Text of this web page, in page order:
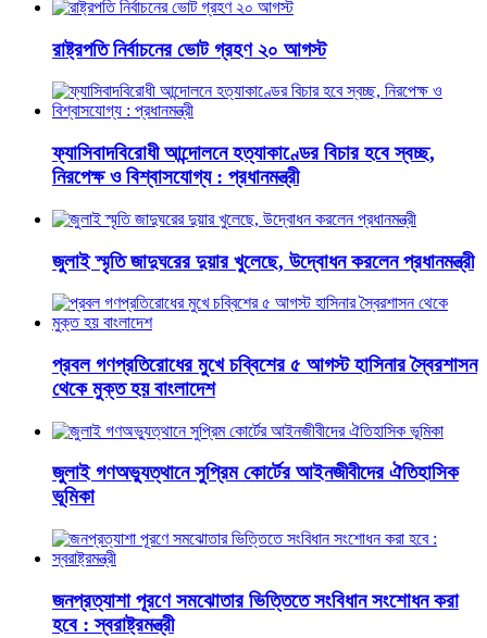
রাষ্ট্রপতি নির্বাচনের ভোট গ্রহণ ২০ আগস্ট
ফ্যাসিবাদবিরোধী আন্দোলনে হত্যাকাণ্ডের বিচার হবে স্বচ্ছ,
নিরপেক্ষ ও বিশ্বাসযোগ্য : প্রধানমন্ত্রী
জুলাই স্মৃতি জাদুঘরের দুয়ার খুলেছে, উদ্বোধন করলেন প্রধানমন্ত্রী
প্রবল গণপ্রতিরোধের মুখে চব্বিশের ৫ আগস্ট হাসিনার স্বৈরশাসন
থেকে মুক্ত হয় বাংলাদেশ
জুলাই গণঅভ্যুত্থানে সুপ্রিম কোর্টের আইনজীবীদের ঐতিহাসিক
ভূমিকা
জনপ্রত্যাশা পূরণে সমঝোতার ভিত্তিতে সংবিধান সংশোধন করা
হবে : স্বরাষ্ট্রমন্ত্রী